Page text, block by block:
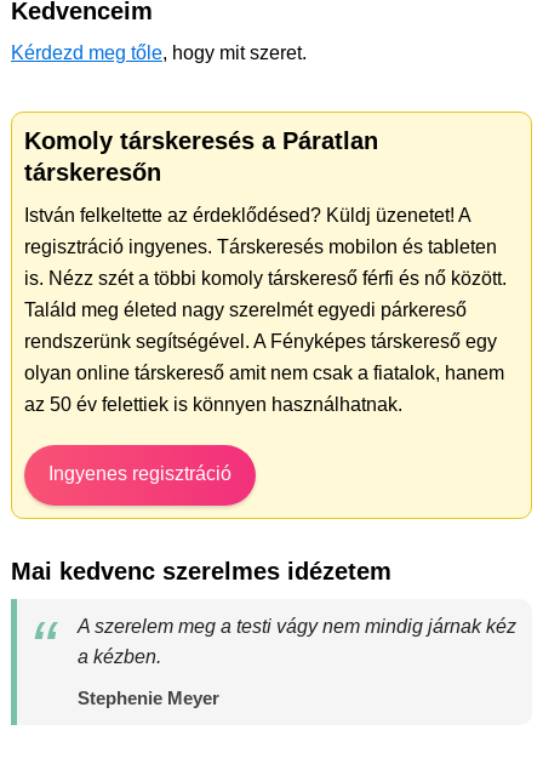
Kedvenceim
Kérdezd meg tőle, hogy mit szeret.
Komoly társkeresés a Páratlan
társkeresőn
István felkeltette az érdeklődésed? Küldj üzenetet! A
regisztráció ingyenes. Társkeresés mobilon és tableten
is. Nézz szét a többi komoly társkereső férfi és nő között.
Találd meg életed nagy szerelmét egyedi párkereső
rendszerünk segítségével. A Fényképes társkereső egy
olyan online társkereső amit nem csak a fiatalok, hanem
az 50 év felettiek is könnyen használhatnak.
Ingyenes regisztráció
Mai kedvenc szerelmes idézetem
A szerelem meg a testi vágy nem mindig járnak kéz
a kézben.
Stephenie Meyer